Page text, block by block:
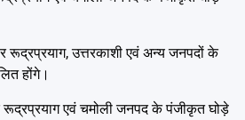
रूद्रप्रयाग, उत्तरकाशी एवं अन्य जनपदों के
होंगे।
रूद्रप्रयाग एवं चमोली जनपद के पंजीकृत घोड़े